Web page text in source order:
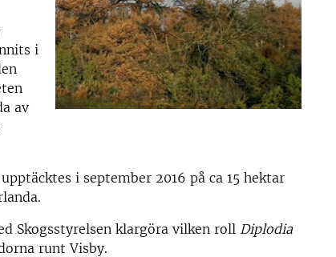
i
av
i september 2016 på ca 15 hektar
Skogsstyrelsen klargöra vilken roll Diplodia
runt Visby.